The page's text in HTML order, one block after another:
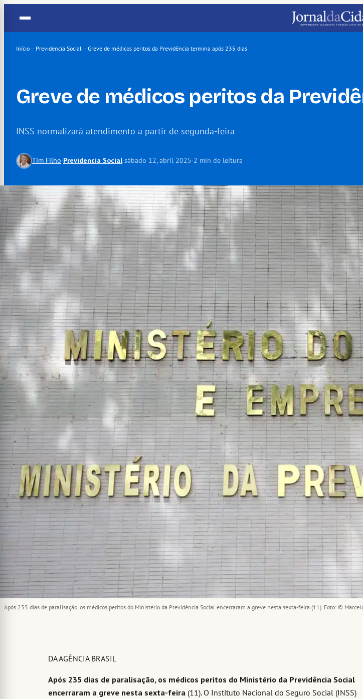
conteúdo
Início – Previdencia Social – Greve de médicos peritos da Previdência termina após 235 dias
Greve de médicos peritos da
INSS normalizará atendimento a partir de segunda-feira
Tim Filho·Previdencia Social·sábado 12, abril 2025·2 min de leitura
Após 235 dias de paralisação, os médicos peritos do Ministério da Previdência Social encerraram a greve nesta sexta-feira (11). Foto: ©
DA AGÊNCIA BRASIL
Após 235 dias de paralisação, os médicos peritos do Ministério da Previdência Social
encerraram a greve nesta sexta-feira (11). O Instituto Nacional do Seguro Social (INSS)